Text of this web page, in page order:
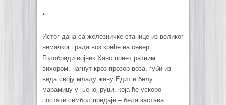
*
Истог дана са железничке станице из великог
немачког града воз креће на север.
Голобради војник Ханс понет ратним
вихором, нагнут кроз прозор воза, губи из
вида своју младу жену Едит и белу
марамицу у њеној руци, која ће ускоро
постати симбол предаје –бела застава